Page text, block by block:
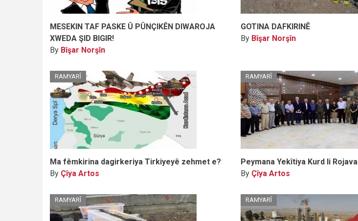
MESEKIN TAF PASKE Û PÛNÇIKÊN DIWAROJA
XWEDA ŞID BIGIR!
By Bîşar Norşîn
GOTINA DAFKIRINÊ
By Bîşar Norşîn
RAMYARÎ
Ma fêmkirina dagirkeriya Tirkiyeyê zehmet e?
By Çîya Artos
RAMYARÎ
Peymana Yekîtiya Kurd li Rojava
By Çîya Artos
RAMYARÎ RAMYARÎ